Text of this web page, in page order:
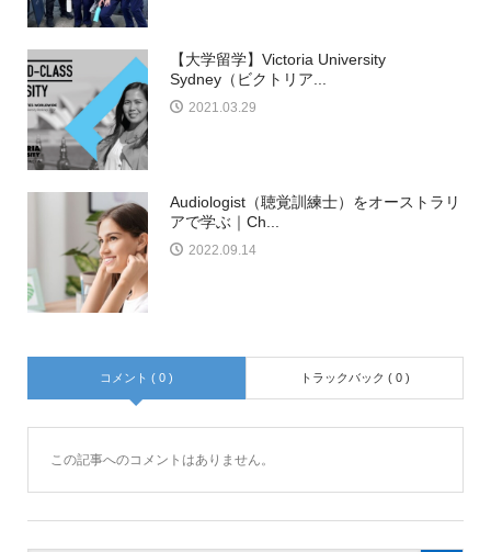
【大学留学】Victoria University
Sydney（ビクトリア...
2021.03.29
Audiologist（聴覚訓練士）をオーストラリ
アで学ぶ｜Ch...
2022.09.14
コメント ( 0 ) トラックバック ( 0 )
この記事へのコメントはありません。